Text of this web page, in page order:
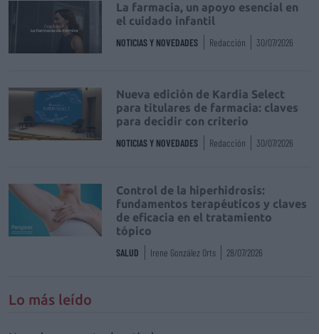
La farmacia, un apoyo esencial en
el cuidado infantil
NOTICIAS Y NOVEDADES Redacción 30/07/2026
Nueva edición de Kardia Select
para titulares de farmacia: claves
para decidir con criterio
NOTICIAS Y NOVEDADES Redacción 30/07/2026
Control de la hiperhidrosis:
fundamentos terapéuticos y claves
de eficacia en el tratamiento
tópico
SALUD Irene González Orts 28/07/2026
Lo más leído